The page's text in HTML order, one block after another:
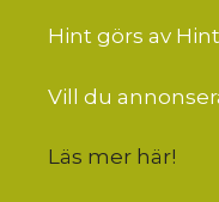
Hint görs av
Vill du
Läs mer här!